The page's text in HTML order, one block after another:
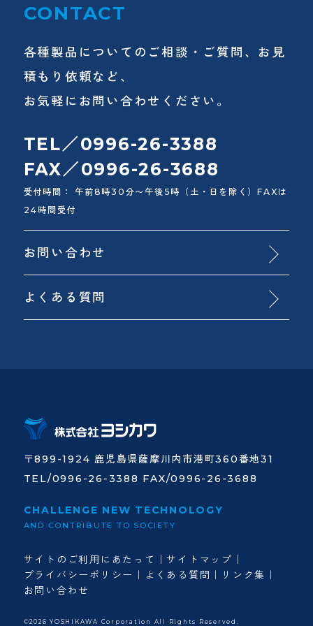
CONTACT
各種製品についてのご相談・ご質問、お見
積もり依頼など、
お気軽にお問い合わせください。
TEL／0996-26-3388
FAX／0996-26-3688
受付時間： 午前8時30分〜午後5時（土・日を除く）FAXは
24時間受付
お問い合わせ
よくある質問
〒899-1924 鹿児島県薩摩川内市港町360番地31
TEL/0996-26-3388 FAX/0996-26-3688
CHALLENGE NEW TECHNOLOGY
AND CONTRIBUTE TO SOCIETY
サイトのご利用にあたって
サイトマップ
プライバシーポリシー
よくある質問
リンク集
お問い合わせ
©2026 YOSHIKAWA Corporation All Rights Reserved.